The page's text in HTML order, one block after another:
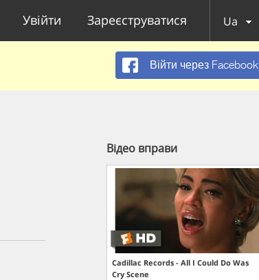
Увійти Зареєструватися Ua
Війти через Facebook
Відео вправи
Cadillac Records - All I Could Do Was
Cry Scene